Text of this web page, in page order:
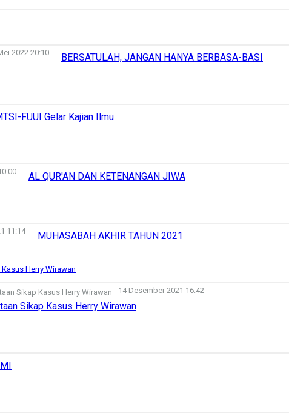
2022 20:10 BERSATULAH, JANGAN HANYA BERBASA-BASI
FUUI Gelar Kajian Ilmu
AL QUR'AN DAN KETENANGAN JIWA
11:14 MUHASABAH AKHIR TAHUN 2021
14 Desember 2021 16:42
Sikap Kasus Herry Wirawan